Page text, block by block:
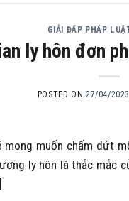
GIẢI ĐÁP PHÁP
ly hôn đơn
POSTED ON 27/04/2023
muốn chấm dứt
ly hôn là thắc mắc